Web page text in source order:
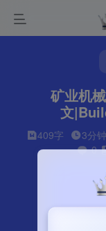
矿业机
文
409字 3分钟
0